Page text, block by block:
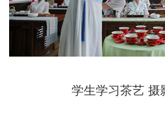
学生学习茶艺 摄